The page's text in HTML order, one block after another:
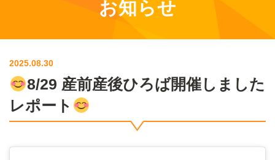
お知らせ
2025.08.30
8/29 産前産後ひろば開催しました
レポート